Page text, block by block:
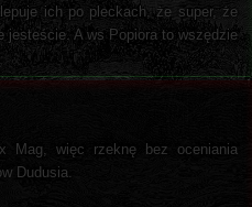
ich po pleckach, że super, że
jesteście. A ws Popiora to wszędzie
Mag, więc rzeknę bez oceniania
Dudusia.